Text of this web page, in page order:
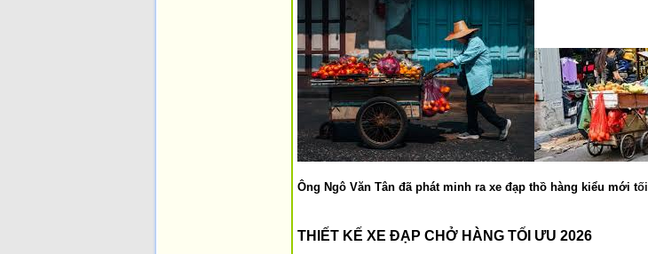
Ông Ngô Văn Tân đã phát minh ra xe đạp thồ hàng kiểu mới tối
THIẾT KẾ XE ĐẠP CHỞ HÀNG TỐI ƯU 2026